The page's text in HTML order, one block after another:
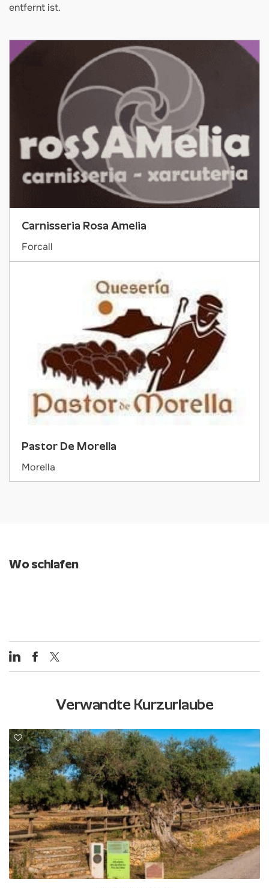
entfernt ist.
Carnisseria Rosa Amelia
Forcall
Pastor De Morella
Morella
Wo schlafen
Verwandte Kurzurlaube